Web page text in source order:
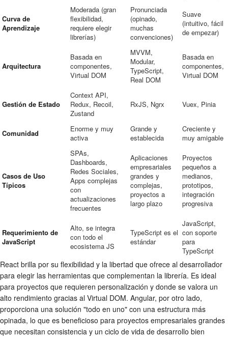
Curva de
Aprendizaje
Moderada (gran
flexibilidad,
requiere elegir
librerías)
Pronunciada
(opinado,
muchas
convenciones)
Suave
(intuitivo, fácil
de empezar)
Arquitectura
Basada en
componentes,
Virtual DOM
MVVM,
Modular,
TypeScript,
Real DOM
Basada en
componentes,
Virtual DOM
Gestión de Estado
Context API,
Redux, Recoil,
Zustand
RxJS, Ngrx Vuex, Pinia
Comunidad
Enorme y muy
activa
Grande y
establecida
Creciente y
muy amigable
Casos de Uso
Típicos
SPAs,
Dashboards,
Redes Sociales,
Apps complejas
con
actualizaciones
frecuentes
Aplicaciones
empresariales
grandes y
complejas,
proyectos a
largo plazo
Proyectos
pequeños a
medianos,
prototipos,
integración
progresiva
Requerimiento de
JavaScript
Alto, se integra
con todo el
ecosistema JS
TypeScript es el
estándar
JavaScript,
con soporte
para
TypeScript
React brilla por su flexibilidad y la libertad que ofrece al desarrollador
para elegir las herramientas que complementan la librería. Es ideal
para proyectos que requieren personalización y donde se valora un
alto rendimiento gracias al Virtual DOM. Angular, por otro lado,
proporciona una solución "todo en uno" con una estructura más
opinada, lo que es beneficioso para proyectos empresariales grandes
que necesitan consistencia y un ciclo de vida de desarrollo bien